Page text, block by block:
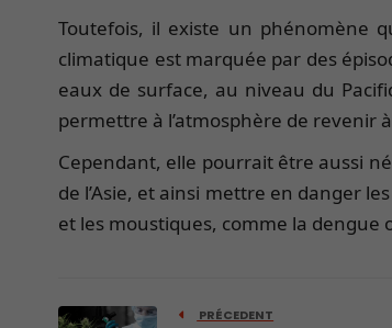
Toutefois, il existe un phénomène
climatique est marquée par des
eaux de surface, au niveau du
permettre à l’atmosphère de revenir à
Cependant, elle pourrait être aussi
de l’Asie, et ainsi mettre en danger
et les moustiques, comme la dengue
PRÉCEDENT